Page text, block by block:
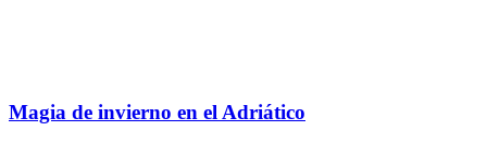
Magia de invierno en el Adriático